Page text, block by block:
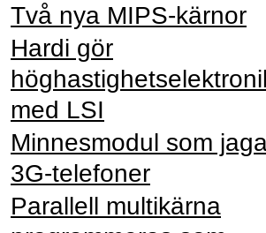
Två nya MIPS-kärnor
Hardi gör
med LSI
Minnesmodul som
3G-telefoner
Parallell multikärna